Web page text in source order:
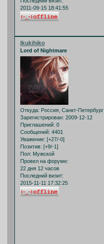
2011-09-15 18:41:55
Ikukihiko
Lord of Nightmare
Откуда: Россия, Санкт-Петербург
Зарегистрирован: 2009-12-12
Приглашений: 0
Сообщений: 4401
Уважение: [+27/-0]
Позитив: [+9/-1]
Пол: Мужской
Провел на форуме:
22 дня 12 часов
Последний визит:
2015-11-11 17:32:25